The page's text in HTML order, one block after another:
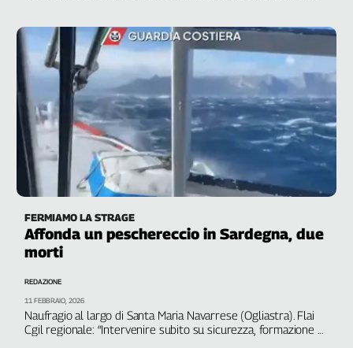
FERMIAMO LA STRAGE
Affonda un peschereccio in Sardegna, due
morti
Naufragio al largo di Santa Maria Navarrese (Ogliastra). Flai
Cgil regionale: “Intervenire subito su sicurezza, formazione e
REDAZIONE
11 FEBBRAIO, 2026